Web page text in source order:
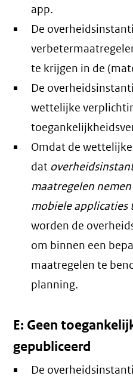
app.
De
te krijgen in de
De
wettelijke
Omdat de
dat
maatregelen
mobiele applicaties
worden de
om binnen een
maatregelen te
planning.
E: Geen
gepubliceerd
De